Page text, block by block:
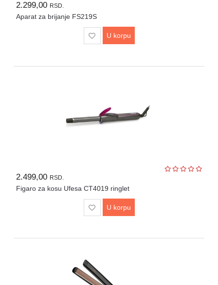
2.299,00 RSD.
Aparat za brijanje FS219S
U korpu
2.499,00 RSD.
Figaro za kosu Ufesa CT4019 ringlet
U korpu